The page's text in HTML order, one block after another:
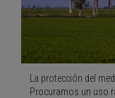
La protección del
Procuramos un uso